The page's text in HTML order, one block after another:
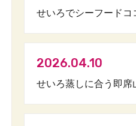
せいろでシーフードコ
2026.04.10
せいろ蒸しに合う即席